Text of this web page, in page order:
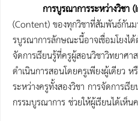
การบูรณาการระหว่างวิชา
(Content) ของทุกวิชาที่สัมพันธ์กันม
รบูรณาการลักษณะนี้อาจเชื่อมโยงไ
จัดการเรียนรู้ที่ครูผู้สอนวิชาวิทยาศ
ดำเนินการสอนโดยครูเพียงผู้เดียว
ระหว่างครูทั้งสองวิชา การจัดการเ
กรรมบูรณาการ ช่วยให้ผู้เรียนได้เห็